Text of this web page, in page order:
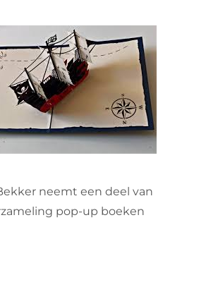
& STAGIAIRES
neemt een deel van
pop-up boeken